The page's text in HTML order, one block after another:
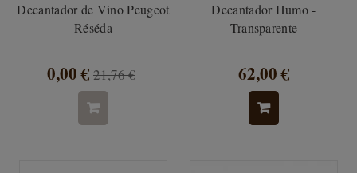
Decantador de Vino Peugeot
Réséda
0,00 € 21,76 €
Decantador Humo -
Transparente
62,00 €